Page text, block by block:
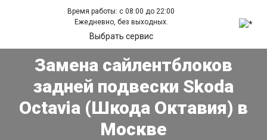
Время работы: с 08:00 до 22:00
Ежедневно, без выходных.
Выбрать сервис
Замена сайлентблоков
задней подвески Skoda
Octavia (Шкода Октавия) в
Москве